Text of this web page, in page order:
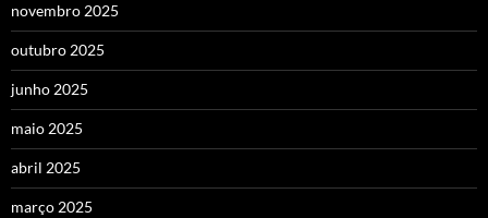
novembro 2025
outubro 2025
junho 2025
maio 2025
abril 2025
março 2025